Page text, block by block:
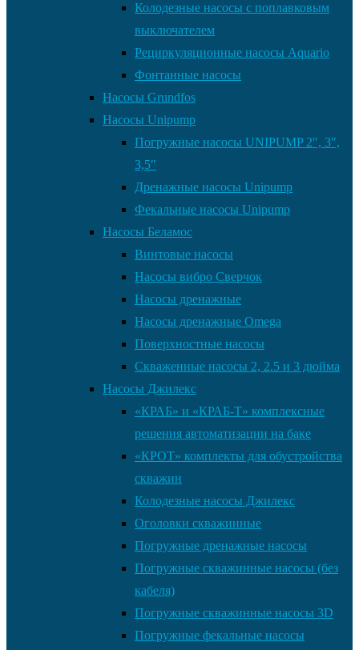
Колодезные насосы с поплавковым
выключателем
Рециркуляционные насосы Aquario
Фонтанные насосы
Насосы Grundfos
Насосы Unipump
Погружные насосы UNIPUMP 2″, 3″,
3,5″
Дренажные насосы Unipump
Фекальные насосы Unipump
Насосы Беламос
Винтовые насосы
Насосы вибро Сверчок
Насосы дренажные
Насосы дренажные Omega
Поверхностные насосы
Скваженные насосы 2, 2.5 и 3 дюйма
Насосы Джилекс
«КРАБ» и «КРАБ-Т» комплексные
решения автоматизации на баке
«КРОТ» комплекты для обустройства
скважин
Колодезные насосы Джилекс
Оголовки скважинные
Погружные дренажные насосы
Погружные скважинные насосы (без
кабеля)
Погружные скважинные насосы 3D
Погружные фекальные насосы